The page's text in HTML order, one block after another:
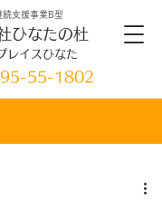
続支援事業B型
ひなたの杜
レイスひなた
55-1802